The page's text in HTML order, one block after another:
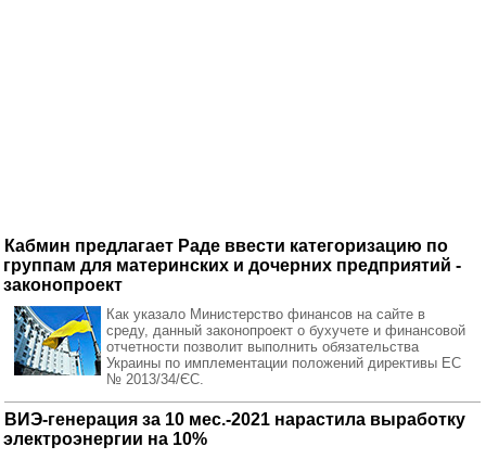
Кабмин предлагает Раде ввести категоризацию по
группам для материнских и дочерних предприятий -
законопроект
Как указало Министерство финансов на сайте в
среду, данный законопроект о бухучете и финансовой
отчетности позволит выполнить обязательства
Украины по имплементации положений директивы ЕС
№ 2013/34/ЄС.
ВИЭ-генерация за 10 мес.-2021 нарастила выработку
электроэнергии на 10%